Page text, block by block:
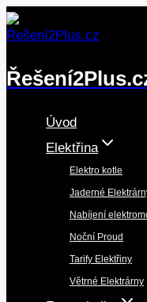
Přeskočit
na
Úvod
Elektřina
Elektro kotle
Jaderné
Nabíjení
Noční Proud
Tarify Elektřiny
Větrné Elektrárny